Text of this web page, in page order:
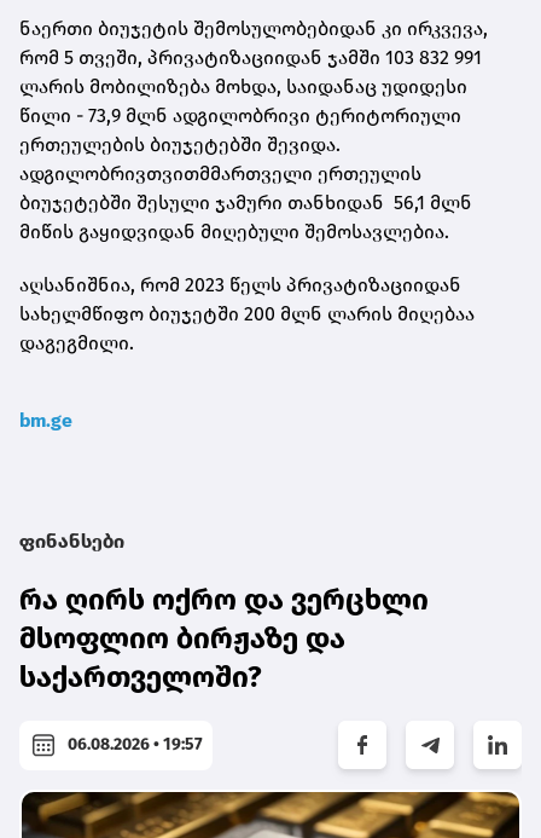
ნაერთი ბიუჯეტის შემოსულობებიდან კი ირკვევა,
რომ 5 თვეში, პრივატიზაციიდან ჯამში 103 832 991
ლარის მობილიზება მოხდა, საიდანაც უდიდესი
წილი - 73,9 მლნ ადგილობრივი ტერიტორიული
ერთეულების ბიუჯეტებში შევიდა.
ადგილობრივთვითმმართველი ერთეულის
ბიუჯეტებში შესული ჯამური თანხიდან 56,1 მლნ
მიწის გაყიდვიდან მიღებული შემოსავლებია.
აღსანიშნია, რომ 2023 წელს პრივატიზაციიდან
სახელმწიფო ბიუჯეტში 200 მლნ ლარის მიღებაა
დაგეგმილი.
bm.ge
ფინანსები
რა ღირს ოქრო და ვერცხლი
მსოფლიო ბირჟაზე და
საქართველოში?
06.08.2026 • 19:57